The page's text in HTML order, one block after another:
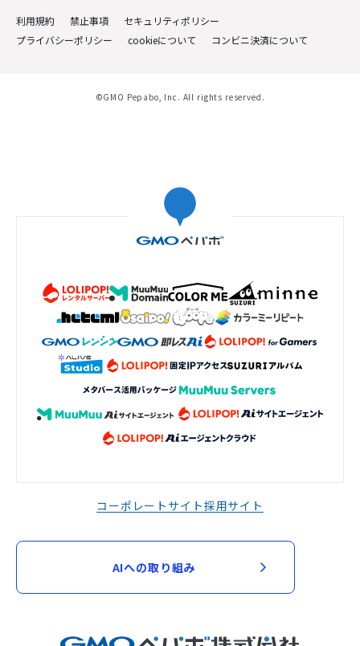
利用規約 禁止事項
セキュリティポリシー
プライバシーポリシー
cookieについて コンビニ決済について
©GMO Pepabo, Inc. All rights reserved.
コーポレートサイト採用サイト
AIへの取り組み